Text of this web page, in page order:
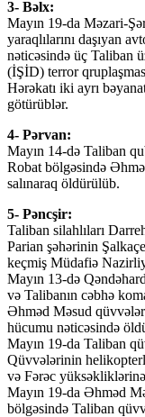
3- Bəlx:
Mayın 19-da Məzari-
yaraqlılarını daşıyan
nəticəsində üç Taliban
(İŞİD) terror
Hərəkatı iki ayrı
götürüblər.
4- Pərvan:
Mayın 14-də Taliban
Robat bölgəsində
salınaraq öldürülüb.
5- Pəncşir:
Taliban silahlıları
Parian şəhərinin
keçmiş Müdafiə
Mayın 13-də
və Talibanın cəbhə
Əhməd Məsud
hücumu nəticəsində
Mayın 19-da Taliban
Qüvvələrinin
və Fərəc
Mayın 19-da Əhməd
bölgəsində Taliban